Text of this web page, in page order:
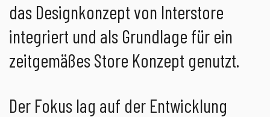
das Designkonzept von Interstore
integriert und als Grundlage für ein
zeitgemäßes Store Konzept genutzt.
Der Fokus lag auf der Entwicklung